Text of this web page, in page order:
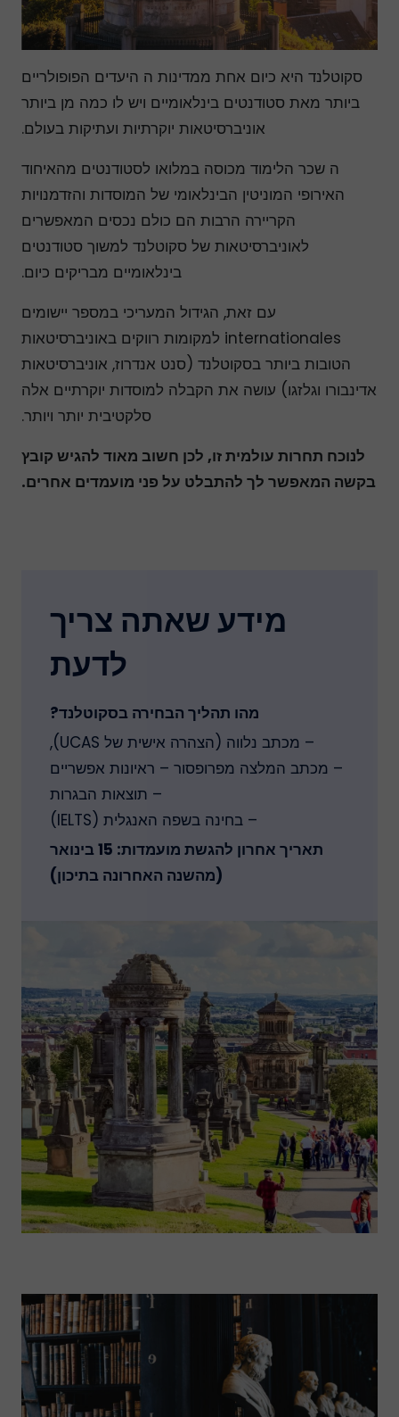
סקוטלנד היא כיום אחת ממדינות ה היעדים הפופולריים
ביותר מאת סטודנטים בינלאומיים ויש לו כמה מן ביותר
אוניברסיטאות יוקרתיות ועתיקות בעולם.
ה שכר הלימוד מכוסה במלואו לסטודנטים מהאיחוד
האירופי המוניטין הבינלאומי של המוסדות והזדמנויות
הקריירה הרבות הם כולם נכסים המאפשרים
לאוניברסיטאות של סקוטלנד למשוך סטודנטים
בינלאומיים מבריקים כיום.
עם זאת, הגידול המעריכי במספר יישומים
internationales למקומות רווקים באוניברסיטאות
הטובות ביותר בסקוטלנד (סנט אנדרוז, אוניברסיטאות
אדינבורו וגלזגו) עושה את הקבלה למוסדות יוקרתיים אלה
סלקטיבית יותר ויותר.
לנוכח תחרות עולמית זו, לכן חשוב מאוד להגיש קובץ
בקשה המאפשר לך להתבלט על פני מועמדים אחרים.
מידע שאתה צריך
לדעת
מהו תהליך הבחירה בסקוטלנד?
– מכתב נלווה (הצהרה אישית של UCAS),
– מכתב המלצה מפרופסור – ראיונות אפשריים
– תוצאות הבגרות
– בחינה בשפה האנגלית (IELTS)
תאריך אחרון להגשת מועמדות: 15 בינואר
(מהשנה האחרונה בתיכון)